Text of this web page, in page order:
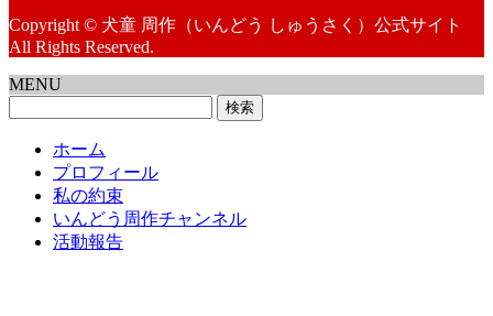
Copyright © 犬童 周作（いんどう しゅうさく）公式サイト
All Rights Reserved.
MENU
ホーム
プロフィール
私の約束
いんどう周作チャンネル
活動報告